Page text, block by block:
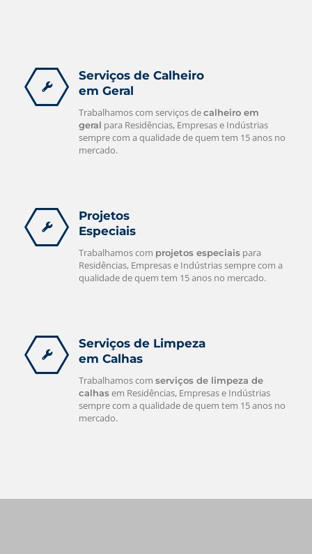
Serviços de Calheiro
em Geral
Trabalhamos com serviços decalheiro em
geral para Residências, Empresas e Indústrias
sempre com a qualidade de quem tem 15 anos no
mercado.
Projetos
Especiais
Trabalhamos com projetos especiais para
Residências, Empresas e Indústrias sempre com a
qualidade de quem tem 15 anos no mercado.
Serviços de Limpeza
em Calhas
Trabalhamos com serviços de limpeza de
calhasem Residências, Empresas e Indústrias
sempre com a qualidade de quem tem 15 anos no
mercado.